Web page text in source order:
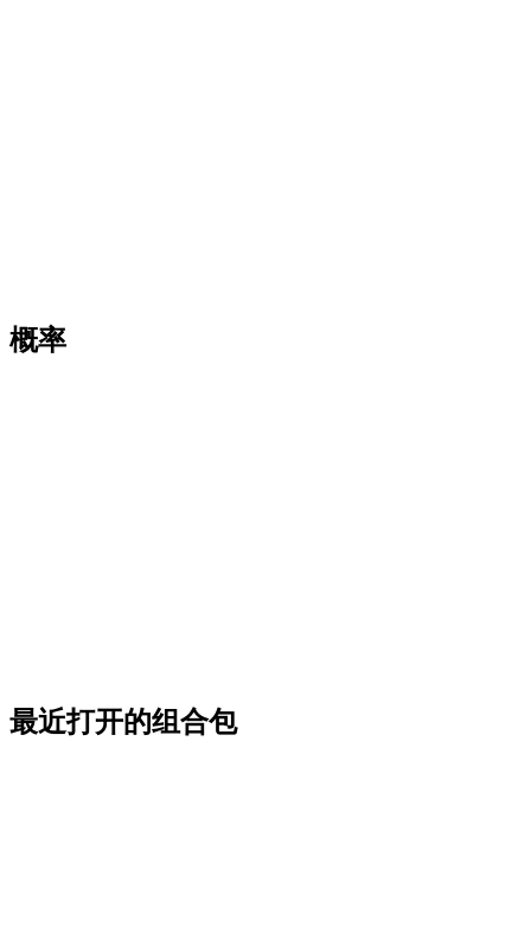
概率
最近打开的组合包